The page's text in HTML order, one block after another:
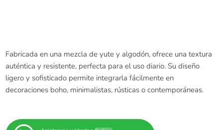
Fabricada en una mezcla de yute y algodón, ofrece una textura
auténtica y resistente, perfecta para el uso diario. Su diseño
ligero y sofisticado permite integrarla fácilmente en
decoraciones boho, minimalistas, rústicas o contemporáneas.